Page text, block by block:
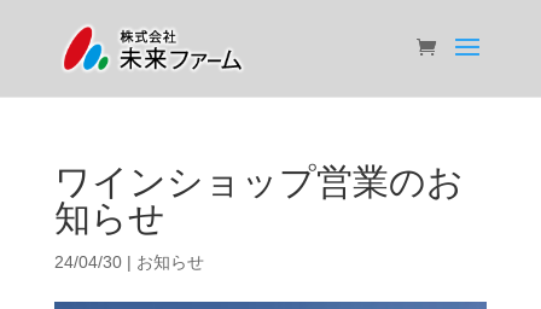
ワインショップ営業のお
知らせ
24/04/30| お知らせ